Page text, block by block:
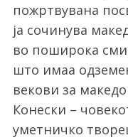
пожртвувана
ја сочинува
во поширока
што имаа
векови за
Конески –
уметничко